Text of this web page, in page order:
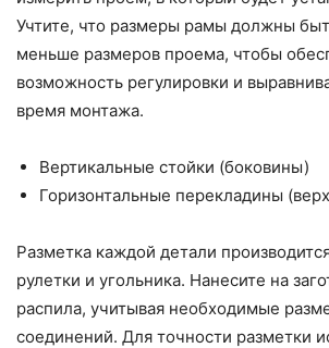
Учтите, что размеры рамы должны
меньше размеров проема, чтобы
возможность регулировки и
время монтажа.
Вертикальные стойки (боковины)
Горизонтальные перекладины
Разметка каждой детали
рулетки и угольника. Нанесите на
распила, учитывая необходимые
соединений. Для точности разметки